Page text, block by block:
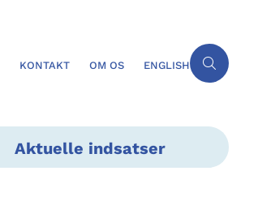
KONTAKT OM OS ENGLISH
Aktuelle indsatser